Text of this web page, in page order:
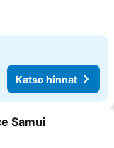
Katso hinnat
Samui